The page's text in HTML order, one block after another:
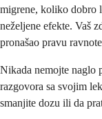
migrene, koliko dobro
neželjene efekte. Vaš
pronašao pravu
Nikada nemojte naglo
razgovora sa svojim
smanjite dozu ili da